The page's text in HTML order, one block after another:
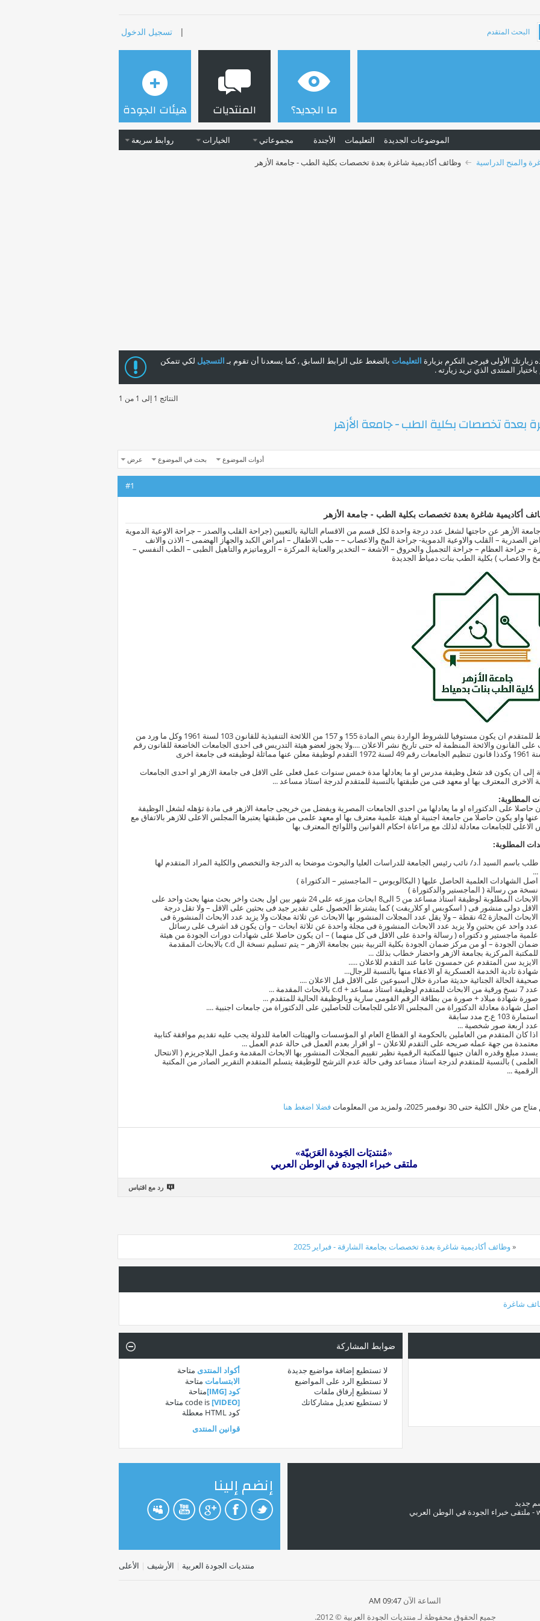
البحث المتقدم | تسجيل الدخول
ما الجديد؟ المنتديات
الموضوعات الجديدة التعليمات الأجندة مجموعاتي الخيارات روابط سريعة
هيئات الجودة
والمنح الدراسية وظائف أكاديمية شاغرة بعدة تخصصات بكلية الطب - جامعة الأزهر
زيارتك الأولى فيرجى التكرم بزيارة التعليمات بالضغط على الرابط السابق , كما يسعدنا أن تقوم بـالتسجيل لكي تتمكن
المنتدى الذي تريد زيارته .
النتائج 1 إلى 1 من 1
بعدة تخصصات بكلية الطب - جامعة الأزهر
أدوات الموضوع بحث في الموضوع عرض
#1
أكاديمية شاغرة بعدة تخصصات بكلية الطب - جامعة الأزهر
الأزهر عن حاجتها لشغل عدد درجة واحدة لكل قسم من الاقسام التالية بالتعيين (جراحة القلب والصدر – جراحة الاوعية الدموية
الصدرية – القلب والاوعية الدموية- جراحة المخ والاعصاب – – طب الاطفال – امراض الكبد والجهاز الهضمى – الاذن والانف
– جراحة العظام – جراحة التجميل والحروق – الاشعة – التخدير والعناية المركزة – الروماتيزم والتاهيل الطبى – الطب النفسي –
والاعصاب ) بكلية الطب بنات دمياط الجديدة
ويشترط للمتقدم ان يكون مستوفيا للشروط الواردة بنص المادة 155 و 157 من اللائحة التنفيذية للقانون 103 لسنة 1961 وكل ما ورد من
على القانون والائحة المنظمة له حتى تاريخ نشر الاعلان ....ولا يجوز لعضو هيئة التدريس فى احدى الجامعات الخاضعة للقانون رقم
إلى ان يكون قد شغل وظيفة مدرس او ما يعادلها مدة خمس سنوات عمل فعلى على الاقل فى جامعة الازهر او احدى الجامعات
الاخرى المعترف بها او معهد فنى من طبقتها بالنسبة للمتقدم لدرجة استاذ مساعد ...
المطلوبة:
حاصلا على الدكتوراه او ما يعادلها من احدى الجامعات المصرية ويفضل من خريجى جامعة الازهر فى مادة تؤهله لشغل الوظيفة
واو يكون حاصلا من جامعة اجنبية او هيئة علمية معترف بها او معهد علمى من طبقتها يعتبرها المجلس الاعلى للازهر بالاتفاق مع
للجامعات معادلة لذلك مع مراعاة احكام القوانين واللوائح المعترف بها
المطلوبة:
طلب باسم السيد أ.د/ نائب رئيس الجامعة للدراسات العليا والبحوث موضحا به الدرجة والتخصص والكلية المراد المتقدم لها
...
اصل الشهادات العلمية الحاصل عليها ( البكالويوس – الماجستير – الدكتوراة )
نسخة من رسالة ( الماجستير والدكتوراة )
الابحاث المطلوبة لوظيفة استاذ مساعد من 5 الى8 ابحاث موزعه على 24 شهر بين اول بحث واخر بحث منها بحث واحد على
الاقل دولى منشور فى ( اسكوبس او كلاريفت ) كما يشترط الحصول على تقدير جيد فى بحثين على الاقل – ولا تقل درجة
الابحاث المجازة 42 نقطة – ولا يقل عدد المجلات المنشور بها الابحاث عن ثلاثة مجلات ولا يزيد عدد الابحاث المنشورة فى
عدد واحد عن بحثين ولا يزيد عدد الابحاث المنشورة فى مجلة واحدة عن ثلاثة ابحاث – وان يكون قد اشرف على رسائل
علمية ماجستير و دكتوراه ( رسالة واحدة على الاقل فى كل منهما ) – ان يكون حاصلا على شهادات دورات الجودة من هيئة
ضمان الجودة – او من مركز ضمان الجودة بكلية التربية بنين بجامعة الازهر – يتم تسليم نسخة ال c.d بالابحاث المقدمة
للمكتبة المركزية بجامعة الازهر واحضار خطاب بذلك ...
الايزيد سن المتقدم عن حمسون عاما عند التقدم للاعلان .....
شهادة تادية الخدمة العسكرية او الاعفاء منها بالنسبة للرجال...
صحيفة الحالة الجنائية حديثة صادرة خلال اسبوعين على الاقل قبل الاعلان ....
عدد 7 نسخ ورقية من الابحاث للمتقدم لوظيفة استاذ مساعد + c.d بالابحاث المقدمة ...
صورة شهادة ميلاد + صورة من بطاقة الرقم القومى سارية وبالوظيفة الحالية للمتقدم ...
اصل شهادة معادلة الدكتوراة من المجلس الاعلى للجامعات للحاصلين على الدكتوراة من جامعات اجنبية ....
استمارة 103 ع.ح مدد سابقة
عدد اربعة صور شخصية ...
اذا كان المتقدم من العاملين بالحكومة او القطاع العام او المؤسسات والهيئات العامة للدولة يجب عليه تقديم موافقة كتابية
معتمدة من جهة عمله صريحه على التقدم للاعلان – او اقرار بعدم العمل فى حالة عدم العمل ...
يسدد مبلغ وقدره الفان جنيها للمكتبة الرقمية نظير تقييم المجلات المنشور بها الابحاث المقدمة وعمل البلاجريزم ( الانتحال
العلمى ) بالنسبة للمتقدم لدرجة استاذ مساعد وفى حالة عدم الترشح للوظيفة يتسلم المتقدم التقرير الصادر من المكتبة
الرقمية ...
خلال الكلية حتى 30 نوفمبر 2025، ولمزيد من المعلومات فضلا اضغط هنا
«مُنتديَات الجَودة العَرَبيّة»
ملتقى خبراء الجودة في الوطن العربي
رد مع اقتباس
«وظائف أكاديمية شاغرة بعدة تخصصات بجامعة الشارقة - فبراير 2025
شاغرة
ضوابط المشاركة
لا تستطيع إضافة مواضيع جديدة
لا تستطيع الرد على المواضيع
لا تستطيع إرفاق ملفات
لا تستطيع تعديل مشاركاتك
أكواد المنتدى متاحة
الابتسامات متاحة
كود [IMG]
متاحة
[VIDEO]
متاحة
كود HTML
معطلة
قوانين المنتدى
جديد
إنضم إلينا
منتديات الجودة العربية | الأرشيف | الأعلى
الساعة الآن 09:47 AM
جميع الحقوق محفوظة لـ منتديات الجودة العربية © 2012.